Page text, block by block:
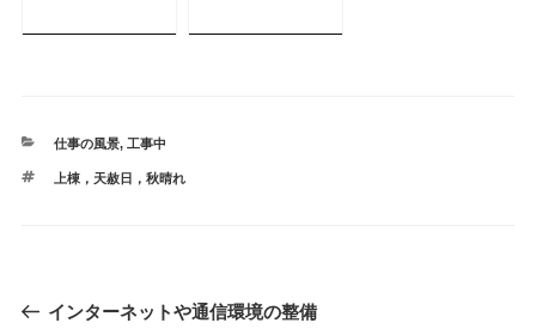
カ
ゴ
仕事の風景, 工事中
タ
上棟，天赦日，秋晴れ
過 インターネットや通信環境の整備